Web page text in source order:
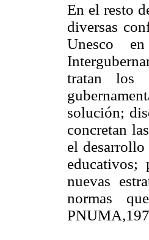
En el resto
diversas
Unesco
tratan los
solución;
concretan
el desarrollo
educativos;
nuevas
normas